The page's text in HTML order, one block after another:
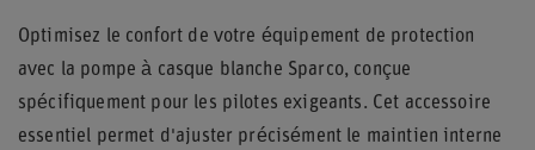
Optimisez le confort de votre équipement de protection
avec la pompe à casque blanche Sparco, conçue
spécifiquement pour les pilotes exigeants. Cet accessoire
essentiel permet d'ajuster précisément le maintien interne